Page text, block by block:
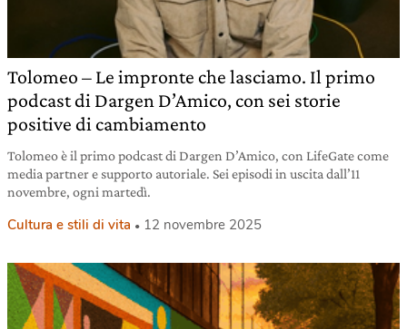
Tolomeo – Le impronte che lasciamo. Il primo
podcast di Dargen D’Amico, con sei storie
positive di cambiamento
Tolomeo è il primo podcast di Dargen D’Amico, con LifeGate come
media partner e supporto autoriale. Sei episodi in uscita dall’11
novembre, ogni martedì.
Cultura e stili di vita 12 novembre 2025